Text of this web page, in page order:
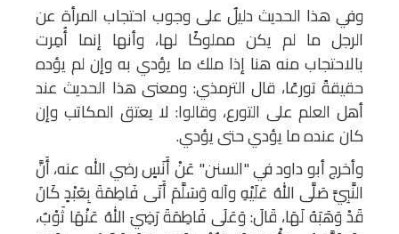
وفي هذا الحديث دليلٌ على وجوب احتجاب المرأة عن
الرجل ما لم يكن مملوكًا لها، وأنها إنما أُمِرت
بالاحتجاب منه هنا إذا ملك ما يؤدي به وإن لم يؤده
حقيقةً تورعًا، قال الترمذي: ومعنى هذا الحديث عند
أهل العلم على التورع، وقالوا: لا يعتق المكاتب وإن
كان عنده ما يؤدي حتى يؤدي.
وأخرج أبو داود في "السنن" عَنْ أَنَسٍ رضي الله عنه، أَنَّ
النَّبِيَّ صَلَّى اللهُ عَلَيْهِ وآله وَسَلَّمَ أَتَى فَاطِمَةَ بِعَبْدٍ كَانَ
قَدْ وَهَبَهُ لَهَا، قَالَ: وَعَلَى فَاطِمَةَ رَضِيَ اللهُ عَنْهَا ثَوْبٌ،